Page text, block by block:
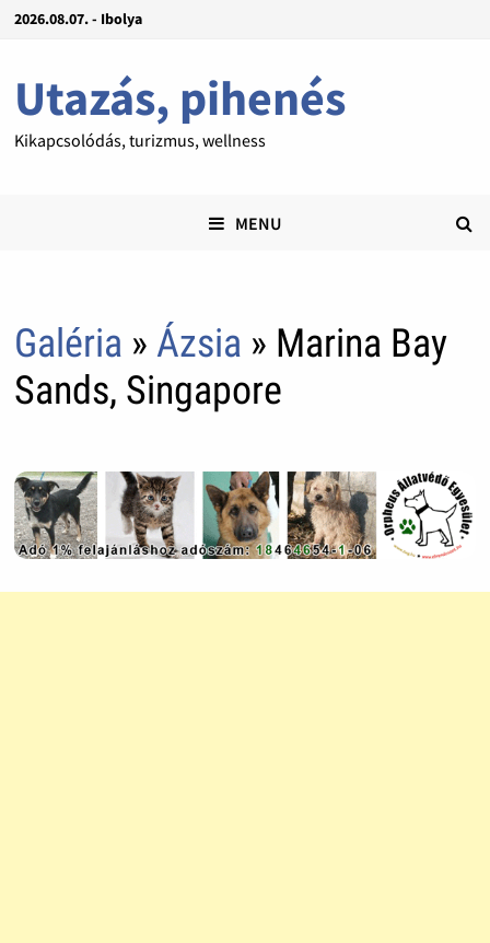
2026.08.07. - Ibolya
Utazás, pihenés
Kikapcsolódás, turizmus, wellness
MENU
Galéria » Ázsia » Marina Bay
Sands, Singapore